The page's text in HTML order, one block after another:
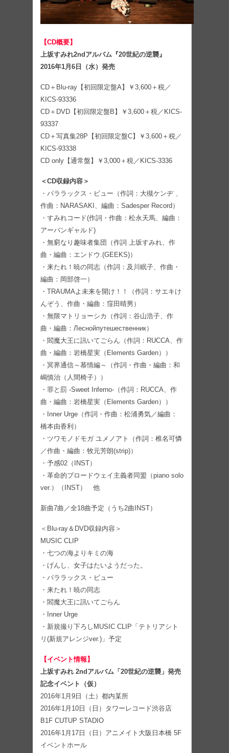
【CD概要】
上坂すみれ2ndアルバム『20世紀の逆襲』
2016年1月6日（水）発売
CD＋Blu-ray【初回限定盤A】￥3,600＋税／
KICS-93336
CD＋DVD【初回限定盤B】￥3,600＋税／KICS-
93337
CD＋写真集28P【初回限定盤C】￥3,600＋税／
KICS-93338
CD only【通常盤】￥3,000＋税／KICS-3336
＜CD収録内容＞
・パララックス・ビュー（作詞：大槻ケンヂ 、
作曲：NARASAKI、編曲：Sadesper Record）
・すみれコード(作詞・作曲：松永天馬、編曲：
アーバンギャルド)
・無窮なり趣味者集団（作詞 上坂すみれ、作
曲・編曲：エンドウ.(GEEKS)）
・来たれ！暁の同志（作詞：及川眠子、作曲・
編曲：岡部啓一）
・TRAUMAよ未来を開け！！（作詞：サエキけ
んぞう、作曲・編曲：窪田晴男）
・無限マトリョーシカ（作詞：谷山浩子、作
曲・編曲：Леснойпутешественник）
・閻魔大王に訊いてごらん（作詞：RUCCA、作
曲・編曲：岩橋星実（Elements Garden））
・冥界通信～慕情編～（作詞・作曲・編曲：和
嶋慎治（人間椅子））
・罪と罰 -Sweet Inferno-（作詞：RUCCA、作
曲・編曲：岩橋星実（Elements Garden））
・Inner Urge（作詞・作曲：松浦勇気／編曲：
橋本由香利）
・ツワモノドモガ ユメノアト（作詞：椎名可憐
／作曲・編曲：牧元芳朗(strip)）
・予感02（INST）
・革命的ブロードウェイ主義者同盟（piano solo
ver.）（INST） 他
新曲7曲／全18曲予定（うち2曲INST）
＜Blu-ray＆DVD収録内容＞
MUSIC CLIP
・七つの海よりキミの海
・げんし、女子はたいようだった。
・パララックス・ビュー
・来たれ！暁の同志
・閻魔大王に訊いてごらん
・Inner Urge
・新規撮り下ろしMUSIC CLIP「テトリアシト
リ(新規アレンジver.)」予定
【イベント情報】
上坂すみれ 2ndアルバム「20世紀の逆襲」発売
記念イベント（仮）
2016年1月9日（土）都内某所
2016年1月10日（日）タワーレコード渋谷店
B1F CUTUP STADIO
2016年1月17日（日）アニメイト大阪日本橋 5F
イベントホール